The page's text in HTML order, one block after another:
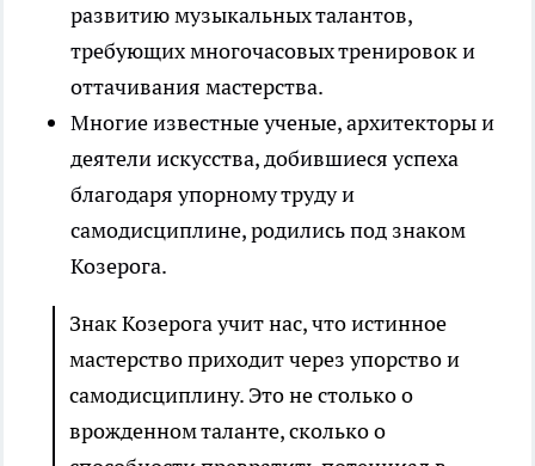
развитию музыкальных талантов,
требующих многочасовых тренировок и
оттачивания мастерства.
Многие известные ученые, архитекторы и
деятели искусства, добившиеся успеха
благодаря упорному труду и
самодисциплине, родились под знаком
Козерога.
Знак Козерога учит нас, что истинное
мастерство приходит через упорство и
самодисциплину. Это не столько о
врожденном таланте, сколько о